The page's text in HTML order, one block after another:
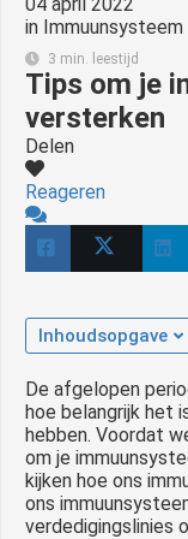
in Immuunsysteem
3 min. leestijd
Tips om je
versterken
Delen
Reageren
Inhoudsopgave
De afgelopen
hoe belangrijk het
hebben. Voordat
om je
kijken hoe ons
ons
verdedigingslinies
van
op
gebruikt
de
website-
van